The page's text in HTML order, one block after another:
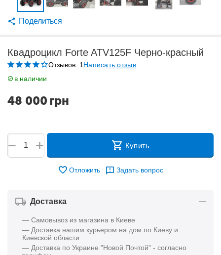
Поделиться
Квадроцикл Forte ATV125F Черно-красный
Отзывов: 1 Написать отзыв
в наличии
48 000 грн
+
− Купить
Отложить Задать вопрос
Доставка
— Самовывоз из магазина в Киеве
— Доставка нашим курьером на дом по Киеву и
Киевской области
— Доставка по Украине "Новой Почтой" - согласно